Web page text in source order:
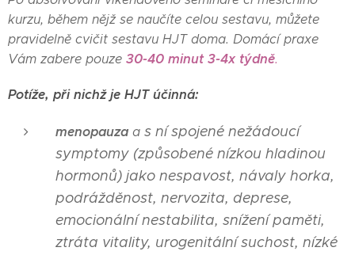
kurzu, během nějž se naučíte celou sestavu, můžete
pravidelně cvičit sestavu HJT doma. Domácí praxe
Vám zabere pouze 30-40 minut 3-4x týdně.
Potíže, při nichž je HJT účinná:
menopauza a s ní spojené nežádoucí
symptomy (způsobené nízkou hladinou
hormonů) jako nespavost, návaly horka,
podrážděnost, nervozita, deprese,
emocionální nestabilita, snížení paměti,
ztráta vitality, urogenitální suchost, nízké